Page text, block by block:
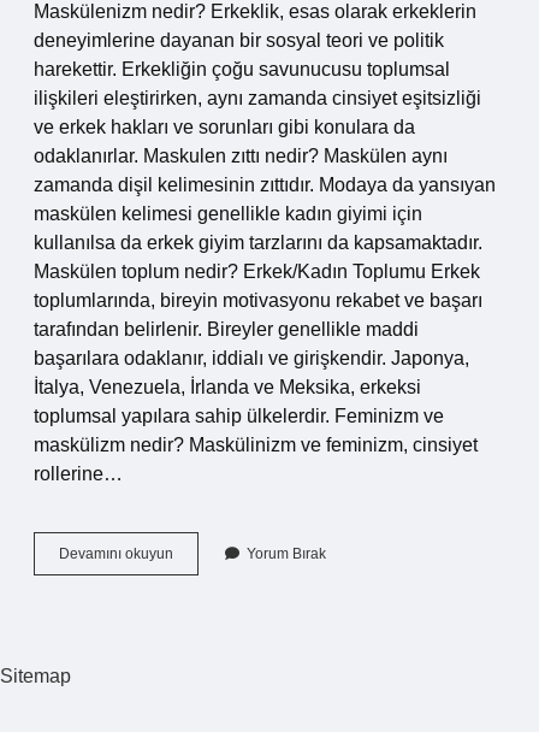
Maskülenizm nedir? Erkeklik, esas olarak erkeklerin
deneyimlerine dayanan bir sosyal teori ve politik
harekettir. Erkekliğin çoğu savunucusu toplumsal
ilişkileri eleştirirken, aynı zamanda cinsiyet eşitsizliği
ve erkek hakları ve sorunları gibi konulara da
odaklanırlar. Maskulen zıttı nedir? Maskülen aynı
zamanda dişil kelimesinin zıttıdır. Modaya da yansıyan
maskülen kelimesi genellikle kadın giyimi için
kullanılsa da erkek giyim tarzlarını da kapsamaktadır.
Maskülen toplum nedir? Erkek/Kadın Toplumu Erkek
toplumlarında, bireyin motivasyonu rekabet ve başarı
tarafından belirlenir. Bireyler genellikle maddi
başarılara odaklanır, iddialı ve girişkendir. Japonya,
İtalya, Venezuela, İrlanda ve Meksika, erkeksi
toplumsal yapılara sahip ülkelerdir. Feminizm ve
maskülizm nedir? Maskülinizm ve feminizm, cinsiyet
rollerine…
Devamını okuyun Maskülizm
Neyi
Yorum Bırak
Sitemap